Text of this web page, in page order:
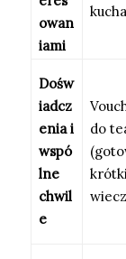
owan
iami
Dośw
iadcz
enia i
wspó
lne
chwil
e
do